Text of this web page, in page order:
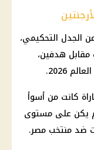
الجدل التحكيمي،
مقابل هدفين،
كانت من أسوأ
لم يكن على مستوى
ضد منتخب مصر.